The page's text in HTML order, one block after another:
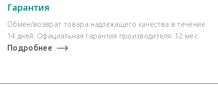
Гарантия
Обмен/возврат товара надлежащего качества в течение
14 дней. Официальная гарантия производителя: 12 мес.
Подробнее